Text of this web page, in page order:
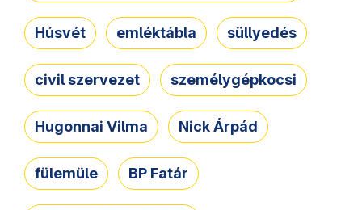
Húsvét emléktábla süllyedés
civil szervezet személygépkocsi
Hugonnai Vilma Nick Árpád
fülemüle BP Fatár